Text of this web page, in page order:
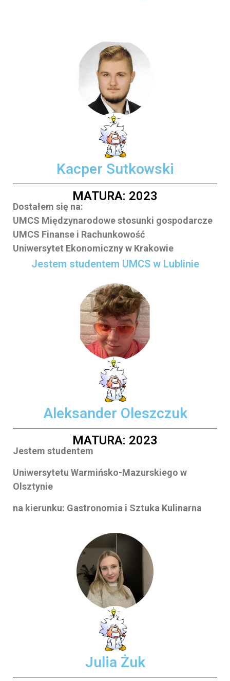
Kacper Sutkowski
MATURA: 2023
Dostałem się na:
UMCS Międzynarodowe stosunki gospodarcze
UMCS Finanse i Rachunkowość
Uniwersytet Ekonomiczny w Krakowie
Jestem studentem UMCS w Lublinie
Aleksander Oleszczuk
MATURA: 2023
Jestem studentem
Uniwersytetu Warmińsko-Mazurskiego w
Olsztynie
na kierunku: Gastronomia i Sztuka Kulinarna
Julia Żuk